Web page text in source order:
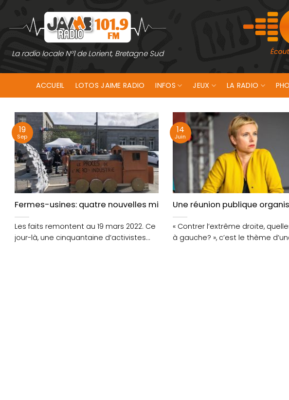
contenu
La radio locale N°1 de Lorient, Bretagne Sud
ACCUEIL LOTOS JAIME RADIO INFOS JEUX LA RADIO
Fermes-usines: quatre nouvelles mises en examen à Lorient
Les faits remontent au 19 mars 2022. Ce
jour-là, une cinquantaine d’activistes
19
Sep
Une réunion publique
« Contrer l’extrême droite,
à gauche? », c’est le thème
14
Juin